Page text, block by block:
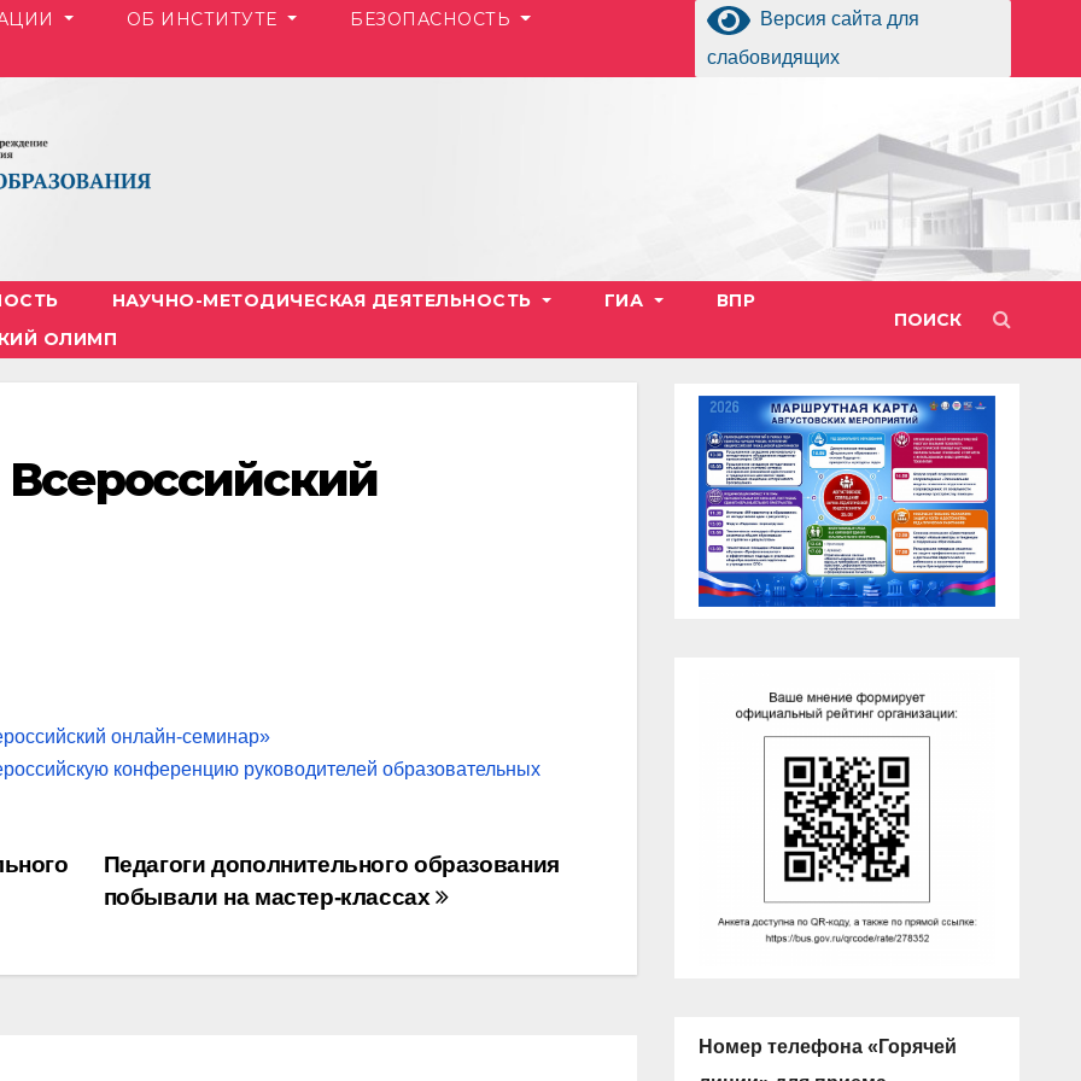
Версия сайта для
слабовидящих
ОБ ИНСТИТУТЕ
БЕЗОПАСНОСТЬ
ПОИСК
НАУЧНО-МЕТОДИЧЕСКАЯ ДЕЯТЕЛЬНОСТЬ ГИА
ВПР
ОЛИМП
онлайн-семинар»
конференцию руководителей образовательных
Педагоги дополнительного образования
побывали на мастер-классах
Номер телефона «Горячей